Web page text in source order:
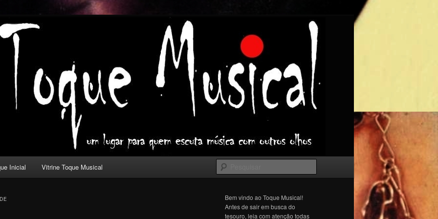
com outros olhos.
Inicial Vitrine Toque Musical
Bem vindo ao Toque Musical!
Antes de sair em busca do
tesouro, leia com atenção todas